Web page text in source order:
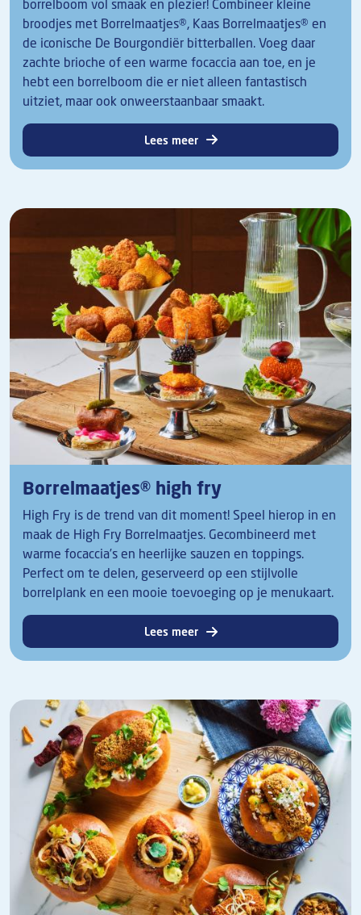
borrelboom vol smaak en plezier! Combineer kleine
broodjes met Borrelmaatjes®, Kaas Borrelmaatjes® en
de iconische De Bourgondiër bitterballen. Voeg daar
zachte brioche of een warme focaccia aan toe, en je
hebt een borrelboom die er niet alleen fantastisch
uitziet, maar ook onweerstaanbaar smaakt.
Lees meer
Borrelmaatjes® high fry
High Fry is de trend van dit moment! Speel hierop in en
maak de High Fry Borrelmaatjes. Gecombineerd met
warme focaccia’s en heerlijke sauzen en toppings.
Perfect om te delen, geserveerd op een stijlvolle
borrelplank en een mooie toevoeging op je menukaart.
Lees meer